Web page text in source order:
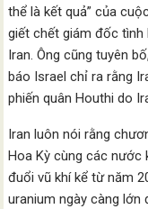
thể là kết quả” của
giết chết giám đốc tình
Iran. Ông cũng tuyên
báo Israel chỉ ra rằng
phiến quân Houthi do
Iran luôn nói rằng
Hoa Kỳ cùng các nước
đuổi vũ khí kể từ năm
uranium ngày càng